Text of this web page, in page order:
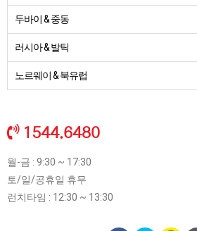
두바이 & 중동
러시아 & 발틱
노르웨이 & 북유럽
1544.6480
월-금 : 9:30 ~ 17:30
토/일/공휴일 휴무
런치타임 : 12:30 ~ 13:30